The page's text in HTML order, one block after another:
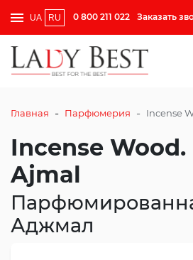
UA RU 0 800 211 022 Заказать
Главная - Парфюмерия - Incense
Incense
Ajmal
Аджмал